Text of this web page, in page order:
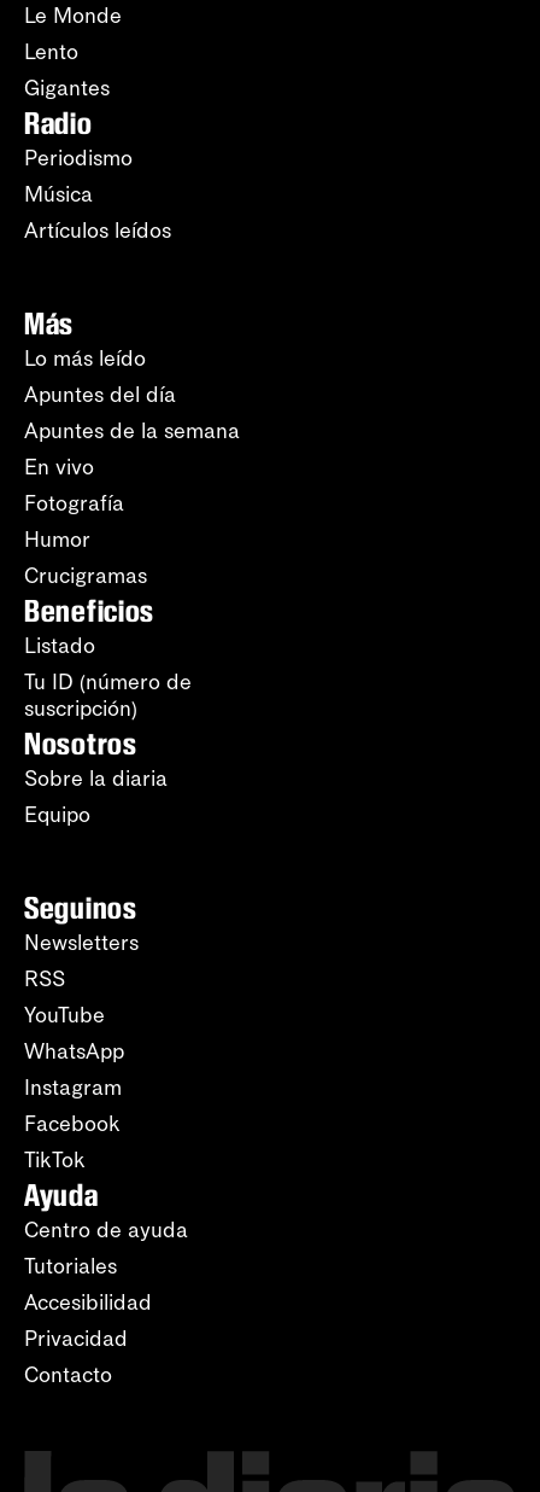
Le Monde
Lento
Gigantes
Radio
Periodismo
Música
Artículos leídos
Más
Lo más leído
Apuntes del día
Apuntes de la semana
En vivo
Fotografía
Humor
Crucigramas
Beneficios
Listado
Tu ID (número de
suscripción)
Nosotros
Sobre la diaria
Equipo
Seguinos
Newsletters
RSS
YouTube
WhatsApp
Instagram
Facebook
TikTok
Ayuda
Centro de ayuda
Tutoriales
Accesibilidad
Privacidad
Contacto